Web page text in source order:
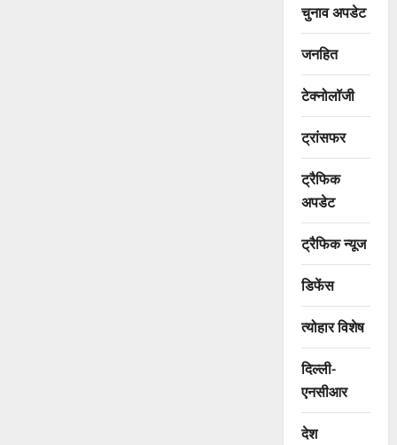
चुनाव अपडेट
जनहित
टेक्नोलॉजी
ट्रांसफर
ट्रैफिक
अपडेट
ट्रैफिक न्यूज
डिफेंस
त्योहार विशेष
दिल्ली-
एनसीआर
देश